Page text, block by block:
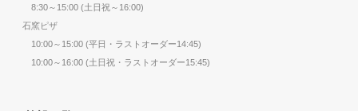
8:30～15:00 (土日祝～16:00)
石窯ピザ
10:00～15:00 (平日・ラストオーダー14:45)
10:00～16:00 (土日祝・ラストオーダー15:45)